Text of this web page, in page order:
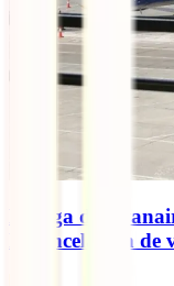
Huelga de
la cancelación de